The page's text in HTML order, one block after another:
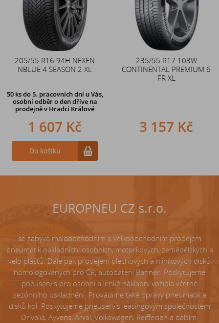
205/55 R16 94H NEXEN
NBLUE 4 SEASON 2 XL
50 ks do 5. pracovních dní u Vás,
osobní odběr o den dříve na
prodejněv Hradci Králové
1 607 Kč
Do košíku
235/55 R17 103W
CONTINENTAL PREMIUM 6
FR XL
3 157 Kč
Duše 12x4 (4.00-4) kovový
zahnutý ventil TR87
242 Kč
EUROPNEU CZ s.r.o.
se zabývá maloobchodním a velkoobchodním prodejem
pneumatik nákladních, osobních, motorkových, zemědělských a
velo plášťů. Dále pak prodejem plechových a hliníkových disků
homologovaných pro ČR, autobaterií Banner. Poskytujeme
pneuservis pro osobní a lehké nákladní vozidla včetně
sezónního uskladnění. Provádíme také opravy pneumatik a
disků kol. Poskytujeme pneuservis leasingovým společnostem
Drivalia, Ayvens, Arval, Volkswagen, Reiffeisen a dalším.